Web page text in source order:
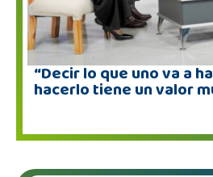
“Decir lo que uno va a
hacerlo tiene un valor